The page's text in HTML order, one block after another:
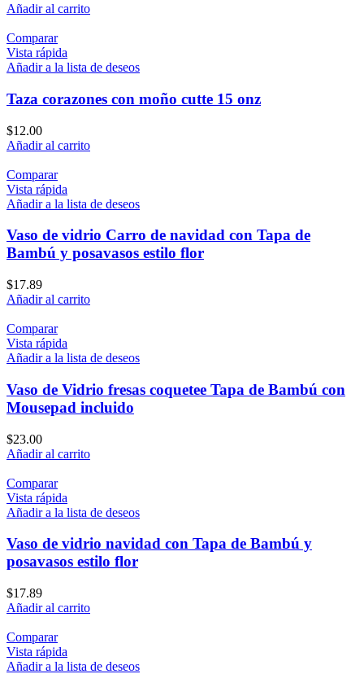
Añadir al carrito
Comparar
Vista rápida
Añadir a la lista de deseos
Taza corazones con moño cutte 15 onz
$12.00
Añadir al carrito
Comparar
Vista rápida
Añadir a la lista de deseos
Vaso de vidrio Carro de navidad con Tapa de
Bambú y posavasos estilo flor
$17.89
Añadir al carrito
Comparar
Vista rápida
Añadir a la lista de deseos
Vaso de Vidrio fresas coquetee Tapa de Bambú con
Mousepad incluido
$23.00
Añadir al carrito
Comparar
Vista rápida
Añadir a la lista de deseos
Vaso de vidrio navidad con Tapa de Bambú y
posavasos estilo flor
$17.89
Añadir al carrito
Comparar
Vista rápida
Añadir a la lista de deseos